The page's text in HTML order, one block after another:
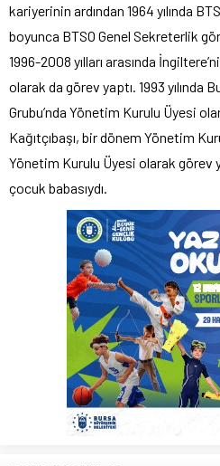
kariyerinin ardından 1964 yılında
boyunca BTSO Genel Sekreterlik
1996-2008 yılları arasında
olarak da görev yaptı. 1993 yılında
Grubu’nda Yönetim Kurulu Üyesi
Kağıtçıbaşı, bir dönem Yönetim
Yönetim Kurulu Üyesi olarak görev
çocuk babasıydı.